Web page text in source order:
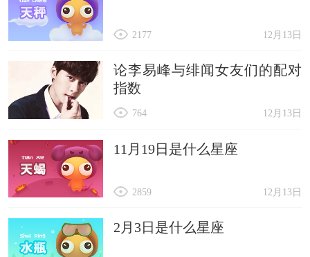
12月13日
2177
论李易峰与绯闻女友们的配对
指数
12月13日
764
11月19日是什么星座
12月13日
2859
2月3日是什么星座